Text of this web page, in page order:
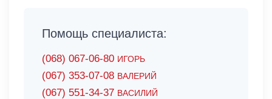
Помощь специалиста:
(068) 067-06-80 ИГОРЬ
(067) 353-07-08 ВАЛЕРИЙ
(067) 551-34-37 ВАСИЛИЙ